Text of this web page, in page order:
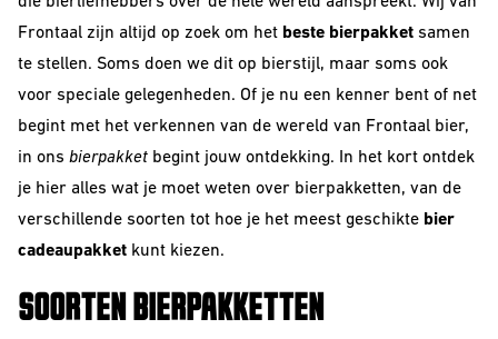
Smooth
Criminals
For The Love Of
Hops
Piece of Cake
Alle Stijlen
The Beer Club
BEER CLUB
BIEREN
Beer Club Trial
Bieren
bijbestellen
BEDRIJVEN
Huurbrouwen
Downloads
Frontaal zijn altijd op zoek om het beste bierpakket samen
te stellen. Soms doen we dit op bierstijl, maar soms ook
voor speciale gelegenheden. Of je nu een kenner bent of net
begint met het verkennen van de wereld van Frontaal bier,
in ons bierpakket begint jouw ontdekking. In het kort ontdek
je hier alles wat je moet weten over bierpakketten, van de
verschillende soorten tot hoe je het meest geschikte bier
cadeaupakket kunt kiezen.
SOORTEN BIERPAKKETTEN